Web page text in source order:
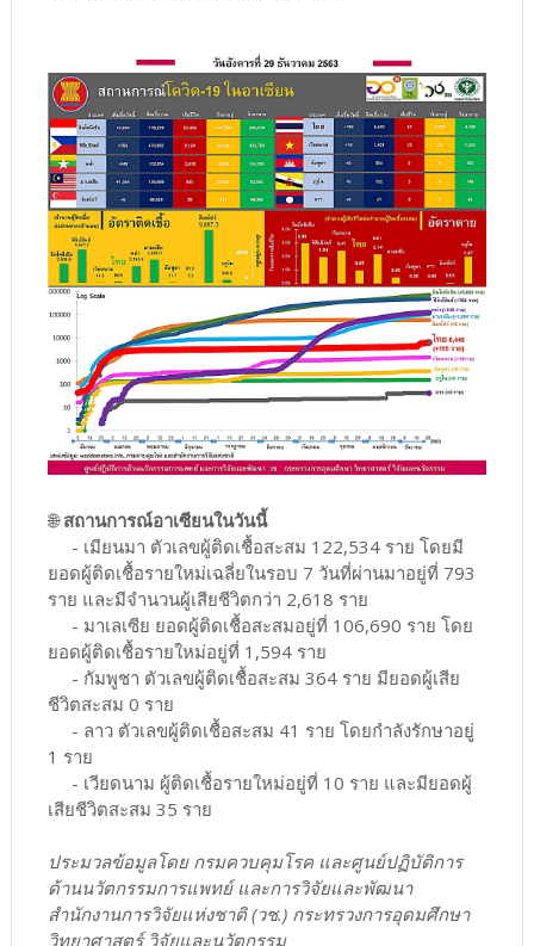
🌐สถานการณ์อาเซียนในวันนี้
- เมียนมา ตัวเลขผู้ติดเชื้อสะสม 122,534 ราย โดยมี
ยอดผู้ติดเชื้อรายใหม่เฉลี่ยในรอบ 7 วันที่ผ่านมาอยู่ที่ 793
ราย และมีจำนวนผู้เสียชีวิตกว่า 2,618 ราย
- มาเลเซีย ยอดผู้ติดเชื้อสะสมอยู่ที่ 106,690 ราย โดย
ยอดผู้ติดเชื้อรายใหม่อยู่ที่ 1,594 ราย
- กัมพูชา ตัวเลขผู้ติดเชื้อสะสม 364 ราย มียอดผู้เสีย
ชีวิตสะสม 0 ราย
- ลาว ตัวเลขผู้ติดเชื้อสะสม 41 ราย โดยกำลังรักษาอยู่
1 ราย
- เวียดนาม ผู้ติดเชื้อรายใหม่อยู่ที่ 10 ราย และมียอดผู้
เสียชีวิตสะสม 35 ราย
ประมวลข้อมูลโดย กรมควบคุมโรค และศูนย์ปฏิบัติการ
ด้านนวัตกรรมการแพทย์ และการวิจัยและพัฒนา
สำนักงานการวิจัยแห่งชาติ (วช.) กระทรวงการอุดมศึกษา
วิทยาศาสตร์ วิจัยและนวัตกรรม